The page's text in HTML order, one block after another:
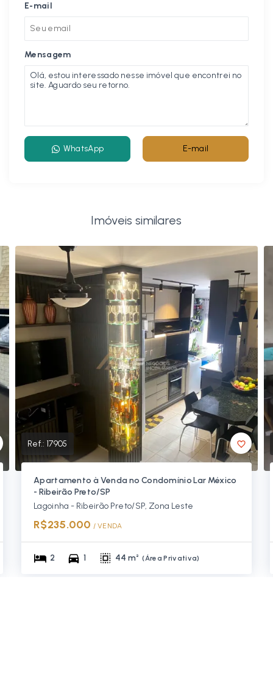
E-mail
Mensagem
WhatsApp E-mail
Imóveis similares
Ref.: 17905
Apartamento à Venda no Condomínio Lar México
- Ribeirão Preto/SP
Lagoinha - Ribeirão Preto/SP, Zona Leste
R$235.000 / VENDA
2 1 44 m² (Área Privativa)